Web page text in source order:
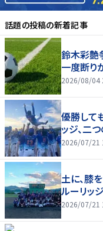
話題の投稿の新着記事
鈴木彩艶
一度断り
2026/08/04
優勝して
ッジ、二
2026/07/21
土に、膝
ルーリッ
2026/07/21